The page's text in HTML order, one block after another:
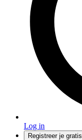
Log in
Registreer je gratis